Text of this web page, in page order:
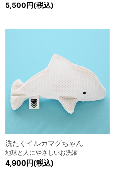
5,500円(税込)
洗たくイルカマグちゃん
地球と人にやさしいお洗濯
4,900円(税込)